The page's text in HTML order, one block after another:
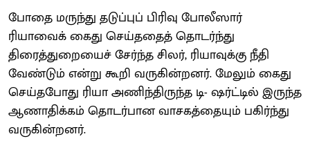
போதை மருந்து தடுப்புப் பிரிவு போலீஸார்
ரியாவைக் கைது செய்ததைத் தொடர்ந்து
திரைத்துறையைச் சேர்ந்த சிலர், ரியாவுக்கு நீதி
வேண்டும் என்று கூறி வருகின்றனர். மேலும் கைது
செய்தபோது ரியா அணிந்திருந்த டி- ஷர்ட்டில் இருந்த
ஆணாதிக்கம் தொடர்பான வாசகத்தையும் பகிர்ந்து
வருகின்றனர்.